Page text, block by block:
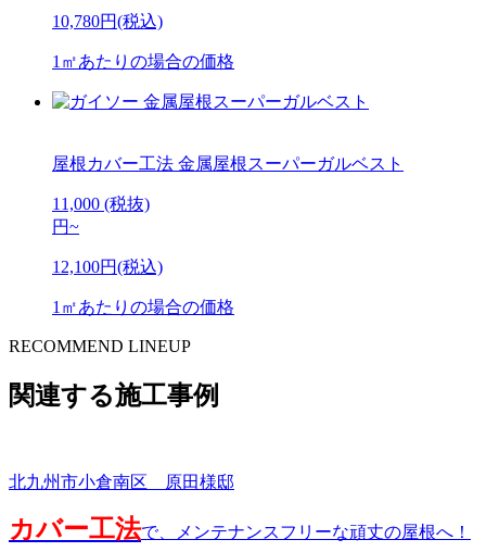
10,780円(税込)
1㎡あたりの場合の価格
屋根カバー工法 金属屋根スーパーガルベスト
11,000 (税抜)
円~
12,100円(税込)
1㎡あたりの場合の価格
RECOMMEND LINEUP
関連する施工事例
北九州市小倉南区 原田様邸
カバー工法で、メンテナンスフリーな頑丈の屋根へ！